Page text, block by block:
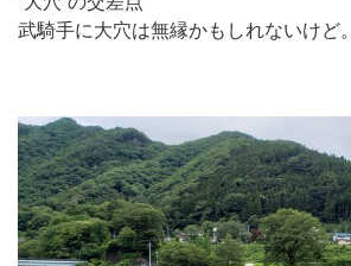
武騎手に大穴は無縁かもしれないけど。